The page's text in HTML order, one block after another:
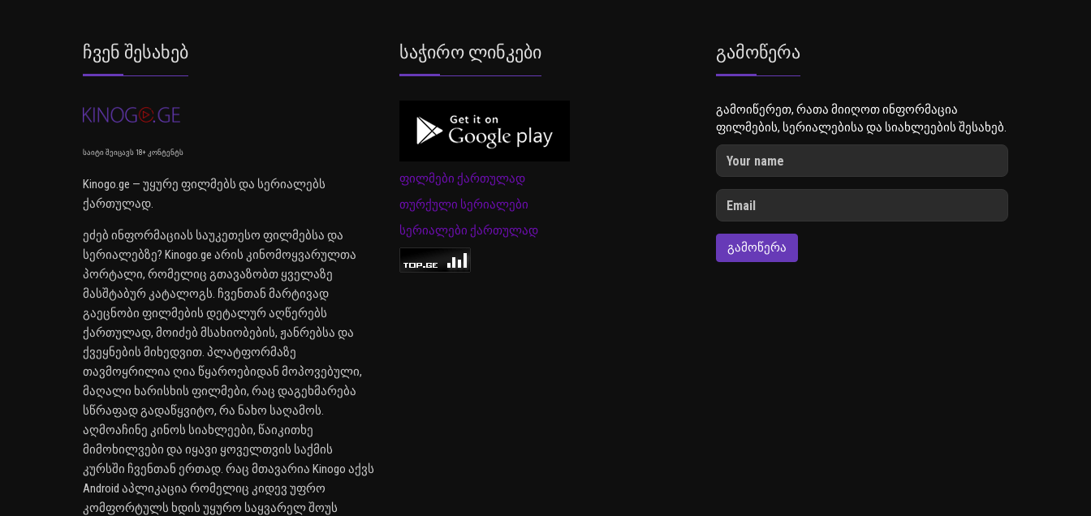
Ჩვენ Შესახებ
საიტი შეიცავს 18+ კონტენტს
Kinogo.ge — უყურე ფილმებს და სერიალებს
ქართულად.
ეძებ ინფორმაციას საუკეთესო ფილმებსა და
სერიალებზე? Kinogo.ge არის კინომოყვარულთა
პორტალი, რომელიც გთავაზობთ ყველაზე
მასშტაბურ კატალოგს. ჩვენთან მარტივად
გაეცნობი ფილმების დეტალურ აღწერებს
ქართულად, მოიძებ მსახიობების, ჟანრებსა და
ქვეყნების მიხედვით. პლატფორმაზე
თავმოყრილია ღია წყაროებიდან მოპოვებული,
მაღალი ხარისხის ფილმები, რაც დაგეხმარება
სწრაფად გადაწყვიტო, რა ნახო საღამოს.
აღმოაჩინე კინოს სიახლეები, წაიკითხე
მიმოხილვები და იყავი ყოველთვის საქმის
კურსში ჩვენთან ერთად. რაც მთავარია Kinogo აქვს
Android აპლიკაცია რომელიც კიდევ უფრო
კომფორტულს ხდის უყურო საყვარელ შოუს
Საჭირო Ლინკები
ფილმები ქართულად
თურქული სერიალები
სერიალები ქართულად
Გამოწერა
გამოიწერეთ, რათა მიიღოთ ინფორმაცია
ფილმების, სერიალებისა და სიახლეების შესახებ.
ᲒᲐᲛᲝᲬᲔᲠᲐ